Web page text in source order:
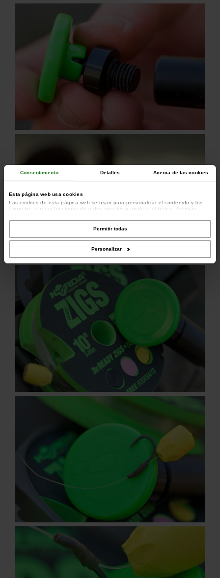
Consentimiento Detalles Acerca de las cookies
Esta página web usa cookies
Las cookies de esta página web se usan para personalizar el contenido y los
anuncios, ofrecer funciones de redes sociales y analizar el tráfico. Además,
colaboradores de redes sociales, publicidad y análisis web, quienes pueden
combinarla con otra información que les haya proporcionado o que hayan
recopilado a partir del uso que haya hecho de sus servicios.
Permitir todas
Personalizar